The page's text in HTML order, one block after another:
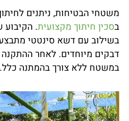
משטחי הבטיחות, ניתנים
בסכין חיתוך מקצועית.
בשילוב עם דשא סינטטי
דבקים מיוחדים. לאחר
במשטח ללא צורך בהמתנה כלל.